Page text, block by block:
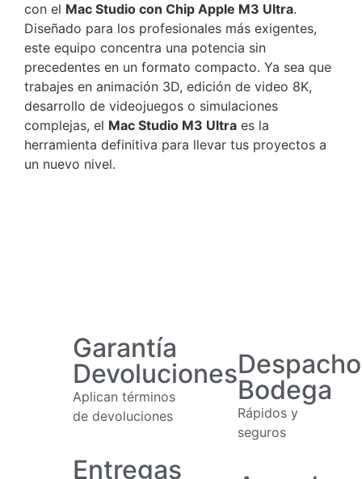
con el Mac Studio con Chip Apple M3 Ultra.
Diseñado para los profesionales más exigentes,
este equipo concentra una potencia sin
precedentes en un formato compacto. Ya sea que
trabajes en animación 3D, edición de video 8K,
desarrollo de videojuegos o simulaciones
complejas, el Mac Studio M3 Ultra es la
herramienta definitiva para llevar tus proyectos a
un nuevo nivel.
Garantía
Devoluciones
Aplican términos
de devoluciones
Bodega
Rápidos y
seguros
Entregas